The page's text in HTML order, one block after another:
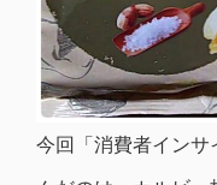
今回「消費者イン